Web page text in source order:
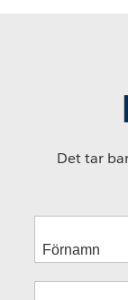
Det tar